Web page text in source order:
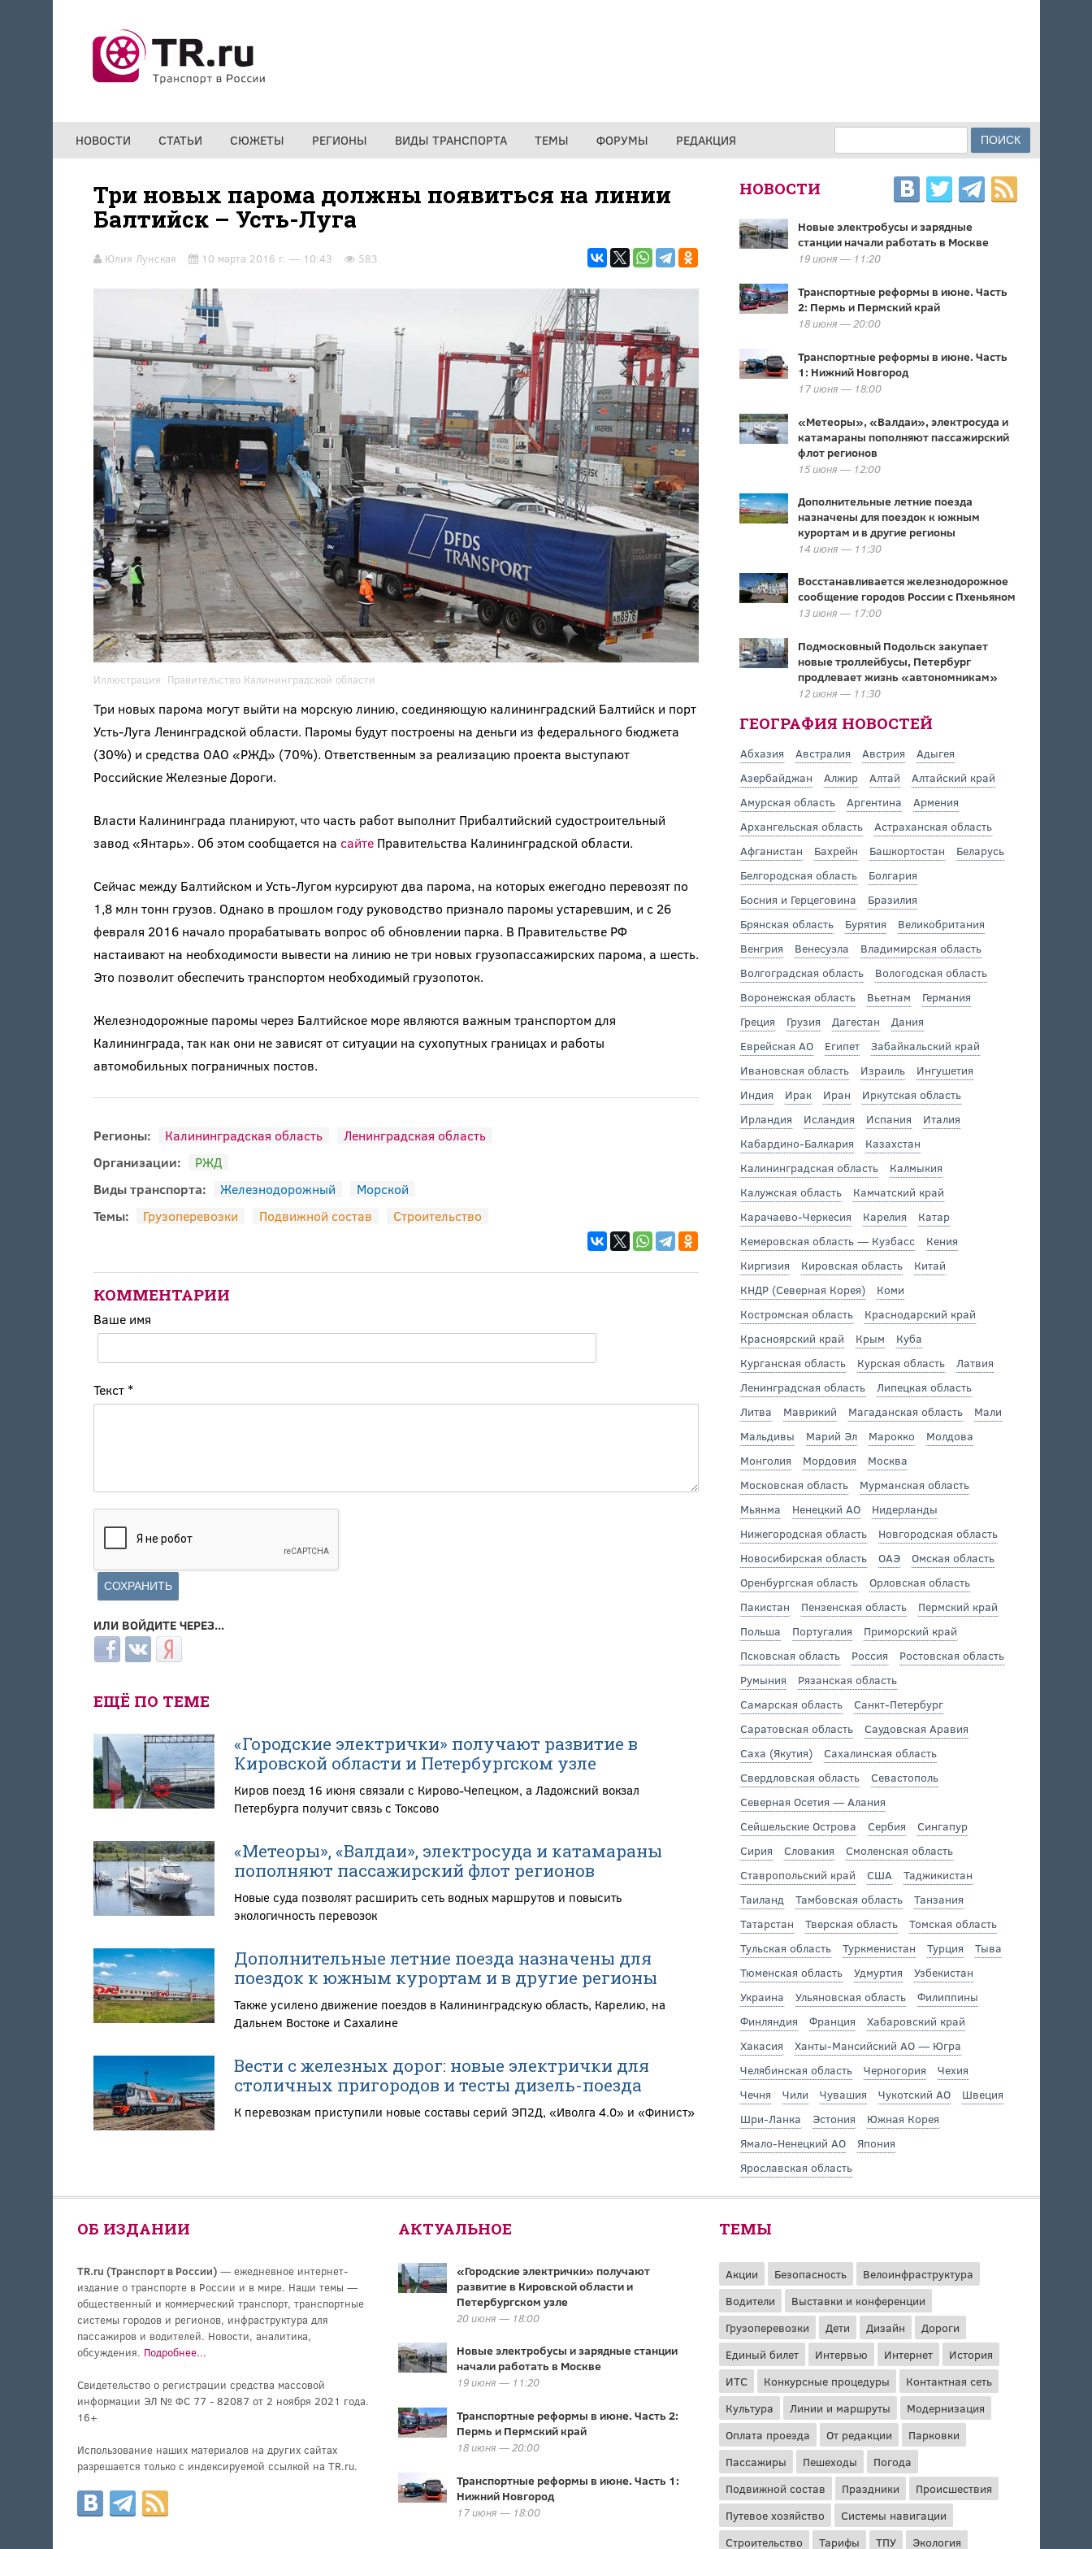
НОВОСТИ СТАТЬИ СЮЖЕТЫ РЕГИОНЫ ВИДЫ ТРАНСПОРТА ТЕМЫ ФОРУМЫ РЕДАКЦИЯ ФОРМА ПОИСКА
Три новых парома должны появиться на линии
Балтийск – Усть-Луга
Юлия Лунская 10 марта 2016 г. — 10:43 583
Иллюстрация: Правительство Калининградской области
Три новых парома могут выйти на морскую линию, соединяющую калининградский Балтийск и порт
Усть-Луга Ленинградской области. Паромы будут построены на деньги из федерального бюджета
(30%) и средства ОАО «РЖД» (70%). Ответственным за реализацию проекта выступают
Российские Железные Дороги.
Власти Калининграда планируют, что часть работ выполнит Прибалтийский судостроительный
завод «Янтарь». Об этом сообщается на сайтеПравительства Калининградской области.
Сейчас между Балтийском и Усть-Лугом курсируют два парома, на которых ежегодно перевозят по
1,8 млн тонн грузов. Однако в прошлом году руководство признало паромы устаревшим, и с 26
февраля 2016 начало прорабатывать вопрос об обновлении парка. В Правительстве РФ
настаивают на необходимости вывести на линию не три новых грузопассажирских парома, а шесть.
Это позволит обеспечить транспортом необходимый грузопоток.
Железнодорожные паромы через Балтийское море являются важным транспортом для
Калининграда, так как они не зависят от ситуации на сухопутных границах и работы
автомобильных пограничных постов.
Регионы: Калининградская область
Ленинградская область
Организации:
РЖД
Виды транспорта:
Железнодорожный
Морской
Темы:
Грузоперевозки Подвижной состав Строительство
КОММЕНТАРИИ
Ваше имя
Текст *
ИЛИ ВОЙДИТЕ ЧЕРЕЗ...
Login with Facebook
Login with ВКонтакте
Login with Яндекс
ЕЩЁ ПО ТЕМЕ
«Городские электрички» получают развитие в
Кировской области и Петербургском узле
Киров поезд 16 июня связали с Кирово-Чепецком, а Ладожский вокзал
Петербурга получит связь с Токсово
«Метеоры», «Валдаи», электросуда и катамараны
пополняют пассажирский флот регионов
Новые суда позволят расширить сеть водных маршрутов и повысить
экологичность перевозок
Дополнительные летние поезда назначены для
поездок к южным курортам и в другие регионы
Также усилено движение поездов в Калининградскую область, Карелию, на
Дальнем Востоке и Сахалине
Вести с железных дорог: новые электрички для
столичных пригородов и тесты дизель-поезда
К перевозкам приступили новые составы серий ЭП2Д, «Иволга 4.0» и «Финист»
НОВОСТИ
Новые электробусы и зарядные
станции начали работать в Москве
19 июня — 11:20
Транспортные реформы в июне. Часть
2: Пермь и Пермский край
18 июня — 20:00
Транспортные реформы в июне. Часть
1: Нижний Новгород
17 июня — 18:00
«Метеоры», «Валдаи», электросуда и
катамараны пополняют пассажирский
флот регионов
15 июня — 12:00
Дополнительные летние поезда
назначены для поездок к южным
курортам и в другие регионы
14 июня — 11:30
Восстанавливается железнодорожное
сообщение городов России с Пхеньяном
13 июня — 17:00
Подмосковный Подольск закупает
новые троллейбусы, Петербург
продлевает жизнь «автономникам»
12 июня — 11:30
ГЕОГРАФИЯ НОВОСТЕЙ
Абхазия Австралия Австрия
Адыгея
Азербайджан
Алжир Алтай
Алтайский край
Амурская область
Аргентина
Армения
Архангельская область
Астраханская область
Афганистан
Бахрейн Башкортостан
Беларусь
Белгородская область
Болгария
Босния и Герцеговина
Бразилия
Брянская область
Бурятия
Великобритания
Венгрия
Венесуэла
Владимирская область
Волгоградская область
Вологодская область
Воронежская область
Вьетнам
Германия
Греция
Грузия Дагестан
Дания
Еврейская АО
Египет
Забайкальский край
Ивановская область
Израиль
Ингушетия
Индия
Ирак Иран
Иркутская область
Ирландия
Исландия Испания
Италия
Кабардино-Балкария
Казахстан
Калининградская область
Калмыкия
Калужская область
Камчатский край
Карачаево-Черкесия
Карелия
Катар
Кемеровская область — Кузбасс
Кения
Киргизия
Кировская область
Китай
КНДР (Северная Корея)
Коми
Костромская область
Краснодарский край
Красноярский край
Крым
Куба
Курганская область
Курская область
Латвия
Ленинградская область
Липецкая область
Литва
Маврикий Магаданская область
Мали
Мальдивы
Марий Эл Марокко
Молдова
Монголия
Мордовия
Москва
Московская область
Мурманская область
Мьянма
Ненецкий АО
Нидерланды
Нижегородская область
Новгородская область
Новосибирская область
ОАЭ
Омская область
Оренбургская область
Орловская область
Пакистан
Пензенская область
Пермский край
Польша
Португалия
Приморский край
Псковская область
Россия
Ростовская область
Румыния
Рязанская область
Самарская область
Санкт-Петербург
Саратовская область
Саудовская Аравия
Саха (Якутия)
Сахалинская область
Свердловская область
Севастополь
Северная Осетия — Алания
Сейшельские Острова
Сербия
Сингапур
Сирия
Словакия
Смоленская область
Ставропольский край
США
Таджикистан
Таиланд
Тамбовская область
Танзания
Татарстан
Тверская область
Томская область
Тульская область
Туркменистан Турция
Тыва
Тюменская область
Удмуртия
Узбекистан
Украина
Ульяновская область
Филиппины
Финляндия
Франция
Хабаровский край
Хакасия
Ханты-Мансийский АО — Югра
Челябинская область
Черногория
Чехия
Чечня
Чили Чувашия Чукотский АО
Швеция
Шри-Ланка
Эстония
Южная Корея
Ямало-Ненецкий АО
Япония
Ярославская область
ОБ ИЗДАНИИ
TR.ru (Транспорт в России)— ежедневное интернет-
издание о транспорте в России и в мире. Наши темы —
общественный и коммерческий транспорт, транспортные
системы городов и регионов, инфраструктура для
пассажиров и водителей. Новости, аналитика,
обсуждения. Подробнее...
Свидетельство о регистрации средства массовой
информации ЭЛ № ФС 77 - 82087 от 2 ноября 2021 года.
16+
Использование наших материалов на других сайтах
разрешается только с индексируемой ссылкой на TR.ru.
АКТУАЛЬНОЕ
«Городские электрички» получают
развитие в Кировской области и
Петербургском узле
20 июня — 18:00
Новые электробусы и зарядные станции
начали работать в Москве
19 июня — 11:20
Транспортные реформы в июне. Часть 2:
Пермь и Пермский край
18 июня — 20:00
Транспортные реформы в июне. Часть 1:
Нижний Новгород
17 июня — 18:00
ТЕМЫ
Акции Безопасность
Велоинфраструктура
Водители
Выставки и конференции
Грузоперевозки
Дети Дизайн
Дороги
Единый билет
Интервью Интернет
История
ИТС
Конкурсные процедуры
Контактная сеть
Культура
Линии и маршруты
Модернизация
Оплата проезда
От редакции
Парковки
Пассажиры
Пешеходы
Погода
Подвижной состав
Праздники
Происшествия
Путевое хозяйство
Системы навигации
Строительство
Тарифы ТПУ Экология